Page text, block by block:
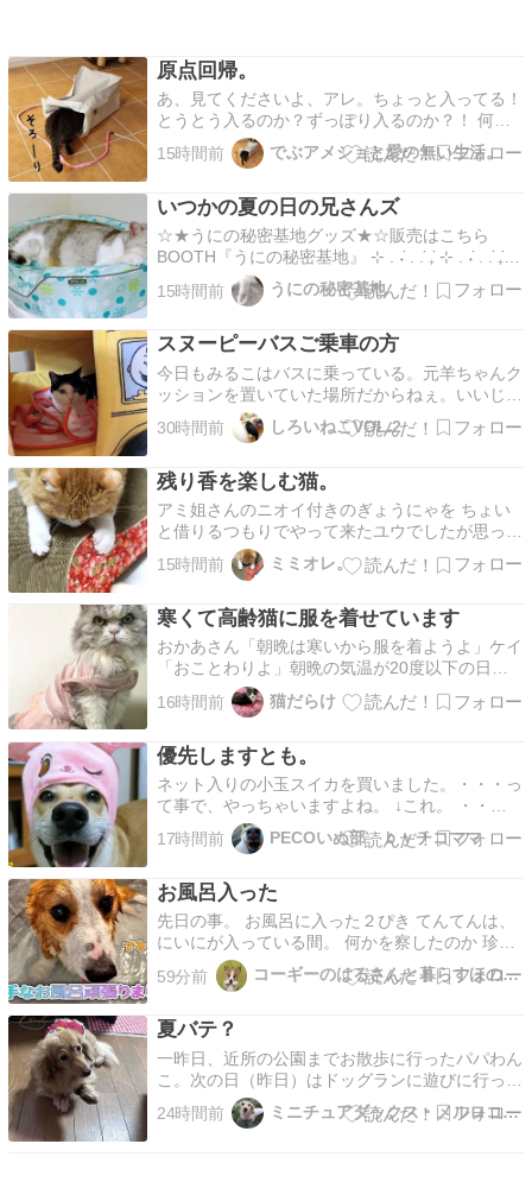
原点回帰。
あ、見てくださいよ、アレ。ちょっと入ってる！
とうとう入るのか？ずっぽり入るのか？！ 何や
ってんだ？と反対側から覗いてみる。 あ
ー・・・・ またたび噛んでたのか。 なっ わーっ
ンネル、どう？もっと全身ずっぽり入ってみな
い？ふつー入るで…
15時間前 でぶアメショと愛の無い生活。
いつかの夏の日の兄さんズ
☆★うにの秘密基地グッズ★☆販売はこちら
BOOTH『うにの秘密基地』 ⊹ . ݁˖ . ݁. ݁₊ ⊹ . ݁˖ . ݁. ݁₊ ⊹
. ݁˖ . ݁. ݁₊ ⊹. ݁˖ . ݁. ݁₊ ⊹ これ、いつかの８月６日のうに
もみ兄さんズの写真なんですけどね うにが もー
15時間前 うにの秘密基地
スヌーピーバスご乗車の方
今日もみるこはバスに乗っている。元羊ちゃんク
ッションを置いていた場所だからねぇ。いいじゃ
ん。福にはペンギンベッドがあるからみるちゃ
ん、バス使って。二人がそれぞれ使う可能性があ
キングペンギンベッドもボロボロだけど、下手に
交換したら使わなく…
30時間前 しろいねこVOL.2
残り香を楽しむ猫。
アミ姐さんのニオイ付きのぎょうにゃを ちょい
と借りるつもりでやって来たユウでしたが思った
以上に姐さんの残り香が濃かったのかがぶりとし
ちゃうくらいの興奮ぶり。さらには！姐さんが毎
とに気づいた！？バリバリ爪をといだりすーはー
嗅いだり。テーブ…
15時間前 ミミオレ。
寒くて高齢猫に服を着せています
おかあさん「朝晩は寒いから服を着ようよ」ケイ
「おことわりよ」朝晩の気温が20度以下の日が
続いています。16歳のケイは週に2回の通院で体
調は安定しており食欲もあります。この状態を維
「ことわったのに着せられたわ」おかあさん「よ
く似合うわよ」…
16時間前 猫だらけ
優先しますとも。
ネット入りの小玉スイカを買いました。・・・っ
て事で、やっちゃいますよね。 ↓これ。 ・・違
和感ないし、本人も気にしていない。ひなは小さ
い頃から 被り物には無反応だったものねぇ。 眉
うでないろころが極端すぎる。笑 ☆ ☆ ☆ 私が
植物た…
17時間前 PECOいぬ部 ｂｙチコママ
お風呂入った
先日の事。 お風呂に入った２ぴき てんてんは、
にいにが入っている間。 何かを察したのか 珍し
くソファへ 次は自分だって分かってるよう お風
呂嫌いのはるさん。 とっても頑張りました そし
って入れてくれたおかげで、 ２ぴきともいいか
ほ…
59分前 コーギーのはるさんと暮らすほのぼのブログ
夏バテ？
一昨日、近所の公園までお散歩に行ったパパわん
こ。次の日（昨日）はドッグランに遊びに行っ
て。バテたのかモコちゃんは冷たいところを探し
てゴロゴロしています。ちょっぴりユルぴー💩だ
24時間前 ミニチュアダックス・メルロコ一家の横須賀ストーリー